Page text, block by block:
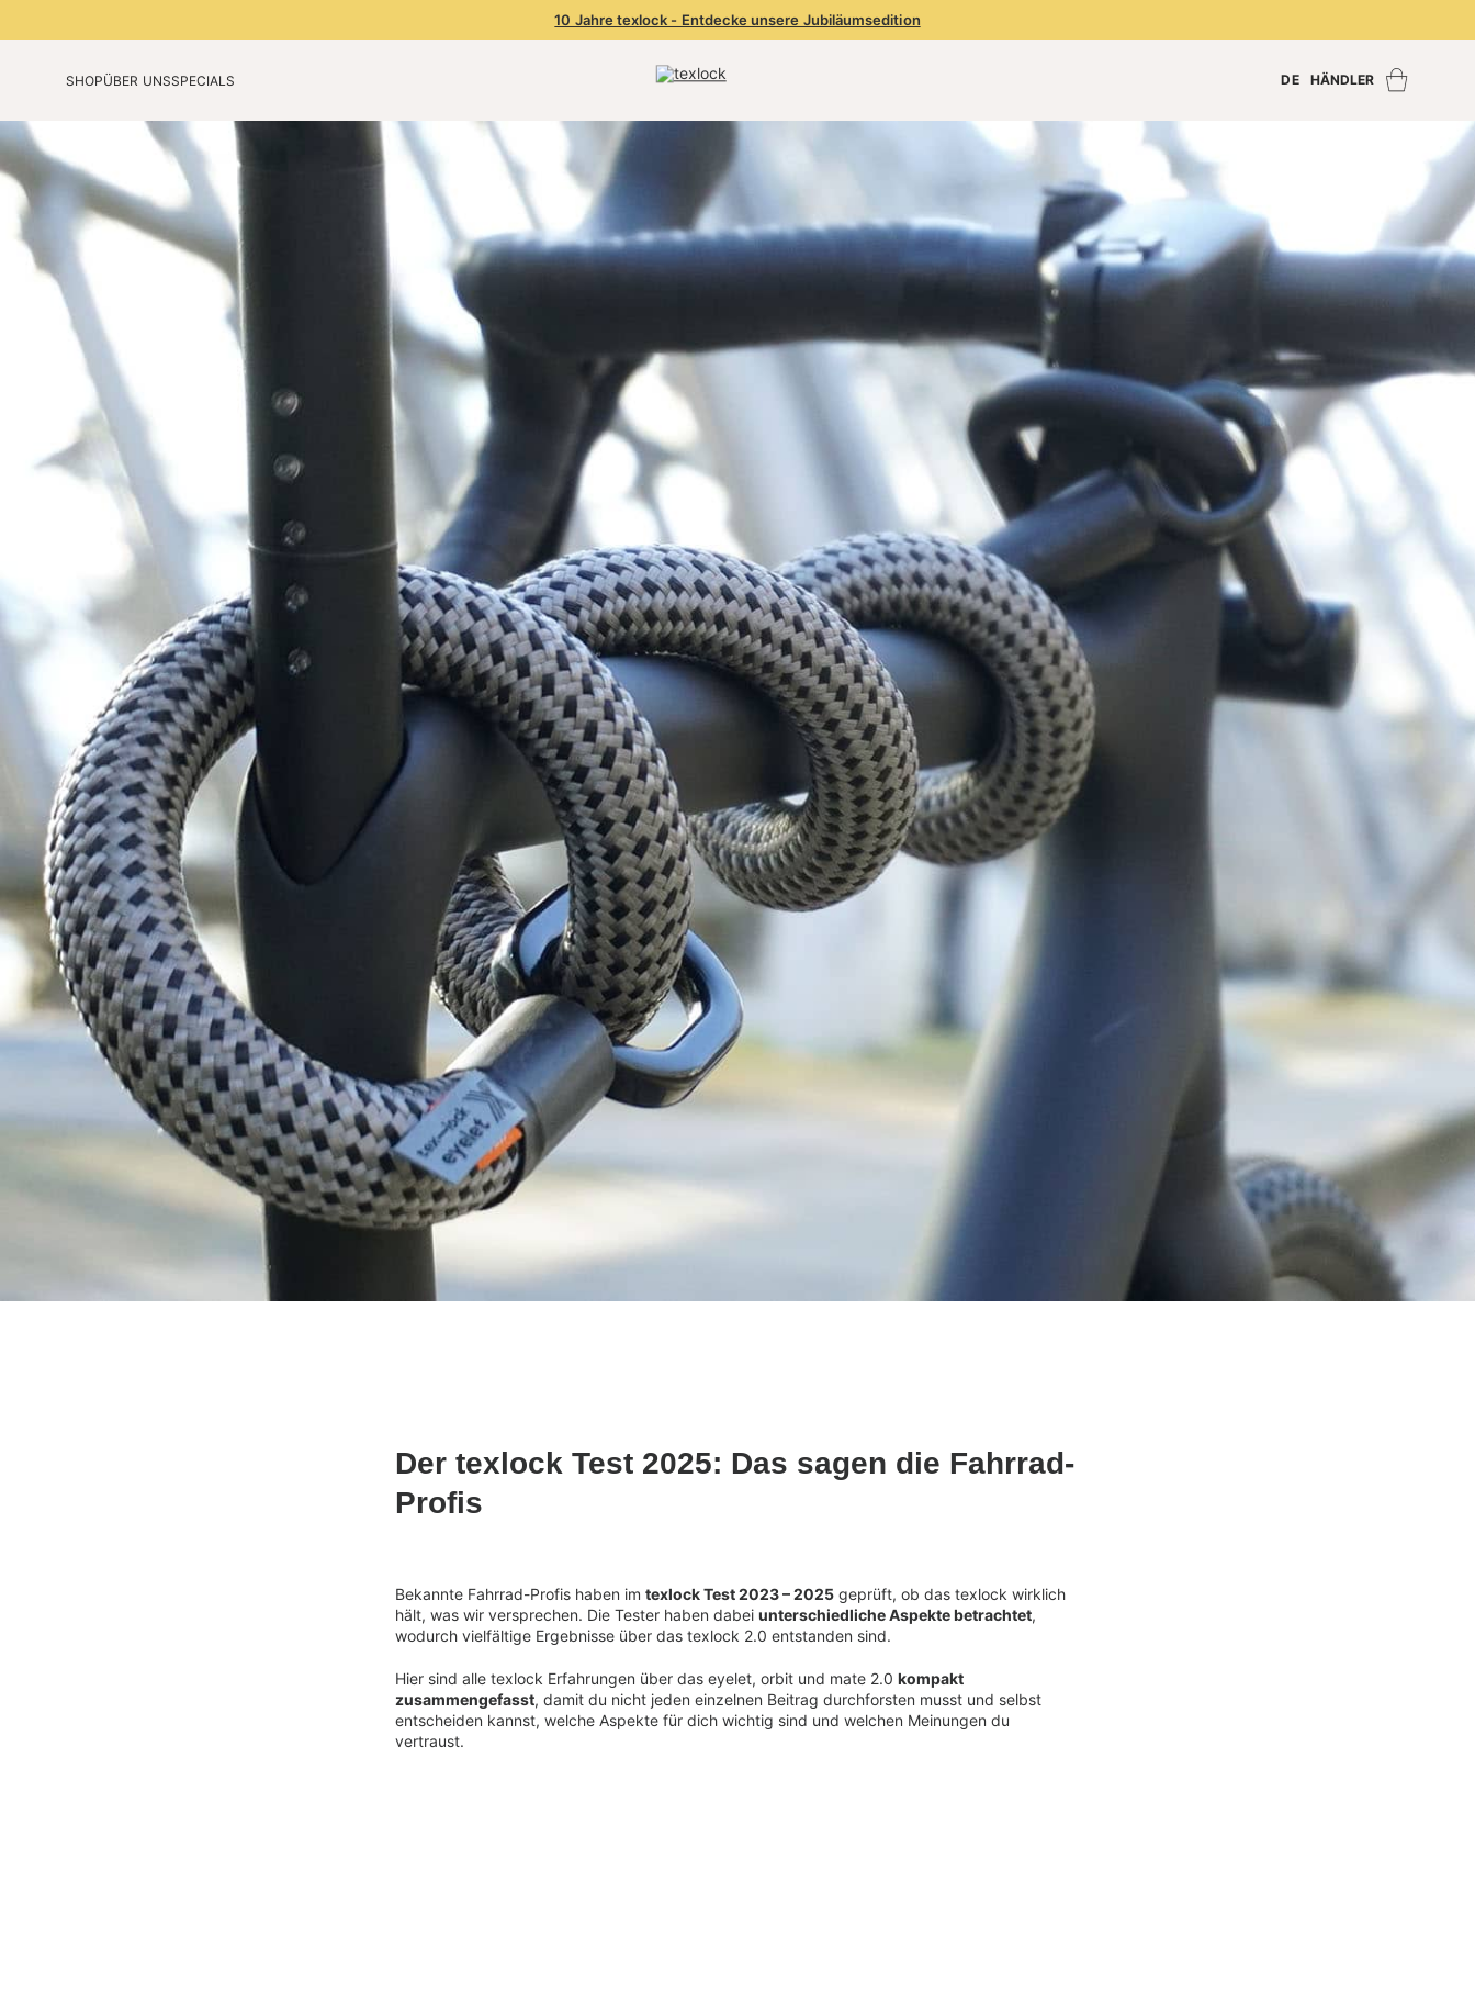
10 Jahre texlock - Entdecke unsere Jubiläumsedition
SHOPÜBER UNS
Unsere Technologie
Unsere Story
SPECIALS
Jubiläumsedition
Limited Colours 2026
DE HÄNDLER
Der texlock Test 2025: Das sagen die Fahrrad-
Profis
Bekannte Fahrrad-Profis haben im texlock Test 2023 – 2025geprüft, ob das texlock wirklich
hält, was wir versprechen. Die Tester haben dabei unterschiedliche Aspekte betrachtet,
wodurch vielfältige Ergebnisse über das texlock 2.0 entstanden sind.
Hier sind alle texlock Erfahrungen über das eyelet, orbit und mate 2.0 kompakt
zusammengefasst, damit du nicht jeden einzelnen Beitrag durchforsten musst und selbst
entscheiden kannst, welche Aspekte für dich wichtig sind und welchen Meinungen du
vertraust.